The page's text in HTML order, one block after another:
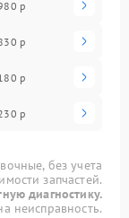
р
р
р
р
без учета
запчастей.
диагностику.
неисправность.